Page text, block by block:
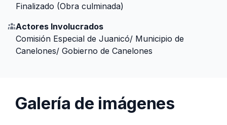
Finalizado (Obra culminada)
Actores Involucrados
Comisión Especial de Juanicó/ Municipio de
Canelones/ Gobierno de Canelones
Galería de imágenes